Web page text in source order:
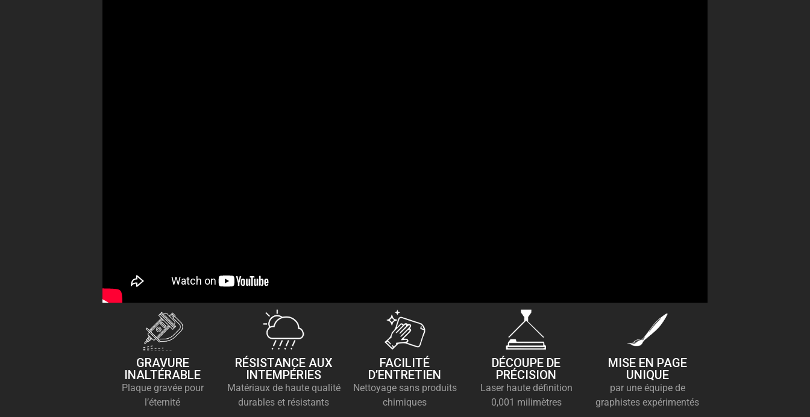
GRAVURE
INALTÉRABLE
Plaque gravée pour
l’éternité
RÉSISTANCE AUX
INTEMPÉRIES
Matériaux de haute qualité
durables et résistants
FACILITÉ
D’ENTRETIEN
Nettoyage sans produits
chimiques
DÉCOUPE DE
PRÉCISION
Laser haute définition
0,001 milimètres
MISE EN PAGE
UNIQUE
par une équipe de
graphistes expérimentés